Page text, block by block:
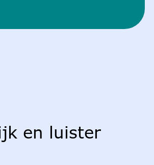
en luister